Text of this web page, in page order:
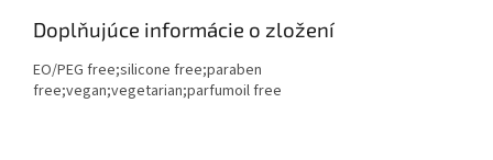
Doplňujúce informácie o zložení
EO/PEG free;silicone free;paraben
free;vegan;vegetarian;parfumoil free